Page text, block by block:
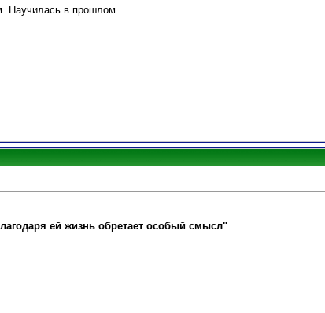
Научилась в прошлом.
ей жизнь обретает особый смысл"